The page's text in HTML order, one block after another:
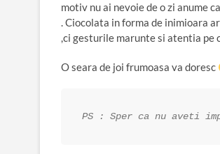
motiv nu ai nevoie de o zi anume
. Ciocolata in forma de inimioara
,ci gesturile marunte si atentia pe
O seara de joi frumoasa va doresc
PS : Sper ca nu aveti